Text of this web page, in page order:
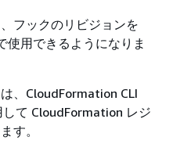
フックのリビジョンを
用できるようになりま
、CloudFormation CLI
て CloudFormation レジ
す。